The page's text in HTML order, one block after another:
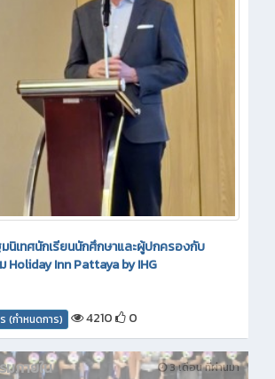
นิเทศนักเรียนนักศึกษาและผู้ปกครองกับ
Holiday Inn Pattaya by IHG
(กำหนดการ) 4210 0
3 เดือน ที่ผ่านมา
มภายใน